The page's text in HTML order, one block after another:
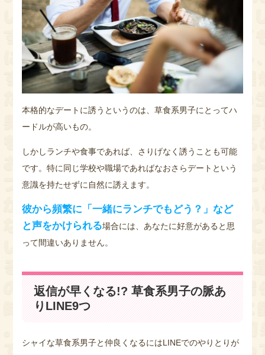
本格的なデートに誘うというのは、草食系男子にとってハ
ードルが高いもの。
しかしランチや食事であれば、さりげなく誘うことも可能
です。特に同じ学校や職場であればなおさらデートという
意識を持たせずに自然に誘えます。
彼から頻繁に「一緒にランチでもどう？」など
と声をかけられる場合には、あなたに好意があると思
って間違いありません。
返信が早くなる!? 草食系男子の脈あ
りLINE9つ
シャイな草食系男子と仲良くなるにはLINEでのやりとりが